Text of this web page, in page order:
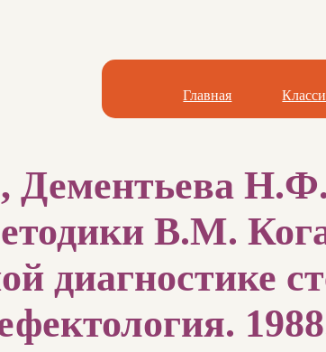
Главная
Дементьева
В.М.
диагностике